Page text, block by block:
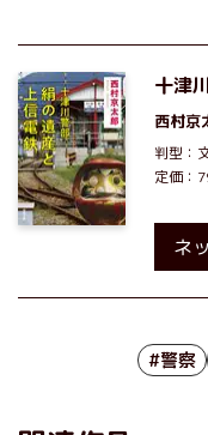
十津
西村京
判型：
定価：
ネ
#警察